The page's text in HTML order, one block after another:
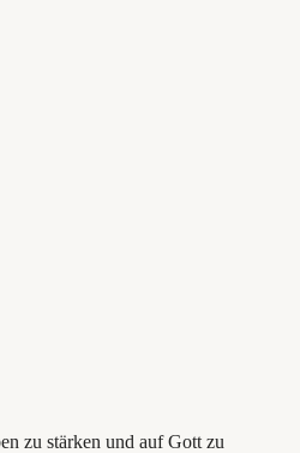
zu stärken und auf Gott zu